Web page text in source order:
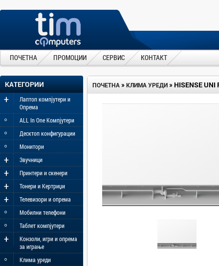
ПОЧЕТНА ПРОМОЦИИ СЕРВИС КОНТАКТ
КАТЕГОРИИ
Лаптоп компјутери и
Опрема
+
ALL In One Компјутери
◦
Десктоп конфигурации
◦
Монитори
◦
Звучници
+
Принтери и скенери
+
Тонери и Кертриџи
+
Телевизори и опрема
+
Мобилни телефони
◦
Таблет компјутери
◦
Конзоли, игри и опрема
за играње
+
Клима уреди
◦
ПОЧЕТНА»КЛИМА УРЕДИ»HISENSE UNI